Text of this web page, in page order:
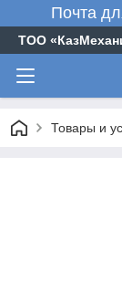
Почта
ТОО
Товары и